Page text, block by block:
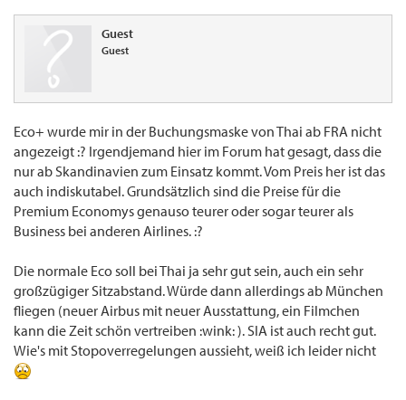
Guest
Guest
Eco+ wurde mir in der Buchungsmaske von Thai ab FRA nicht
angezeigt :? Irgendjemand hier im Forum hat gesagt, dass die
nur ab Skandinavien zum Einsatz kommt. Vom Preis her ist das
auch indiskutabel. Grundsätzlich sind die Preise für die
Premium Economys genauso teurer oder sogar teurer als
Business bei anderen Airlines. :?
Die normale Eco soll bei Thai ja sehr gut sein, auch ein sehr
großzügiger Sitzabstand. Würde dann allerdings ab München
fliegen (neuer Airbus mit neuer Ausstattung, ein Filmchen
kann die Zeit schön vertreiben :wink: ). SIA ist auch recht gut.
Wie's mit Stopoverregelungen aussieht, weiß ich leider nicht